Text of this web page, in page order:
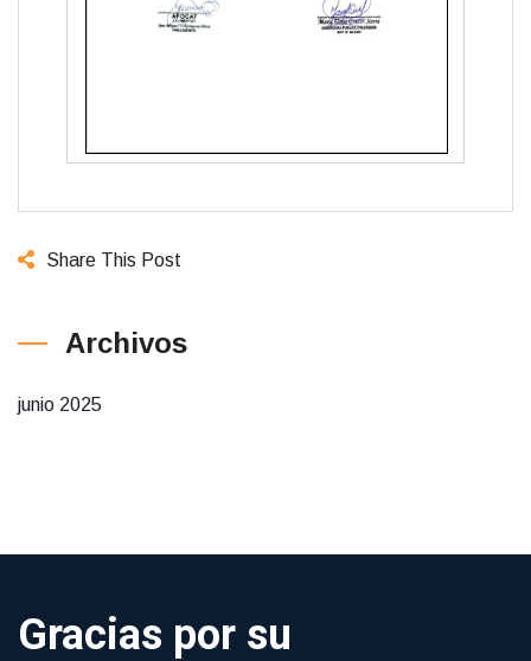
Share This Post
Archivos
junio 2025
Gracias por su